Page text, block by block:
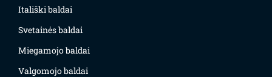
Itališki baldai
Svetainės baldai
Miegamojo baldai
Valgomojo baldai